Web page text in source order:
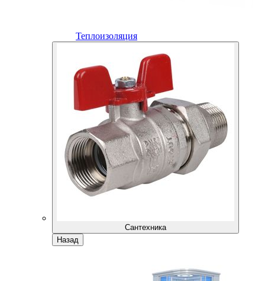
Теплоизоляция
Сантехника
Назад